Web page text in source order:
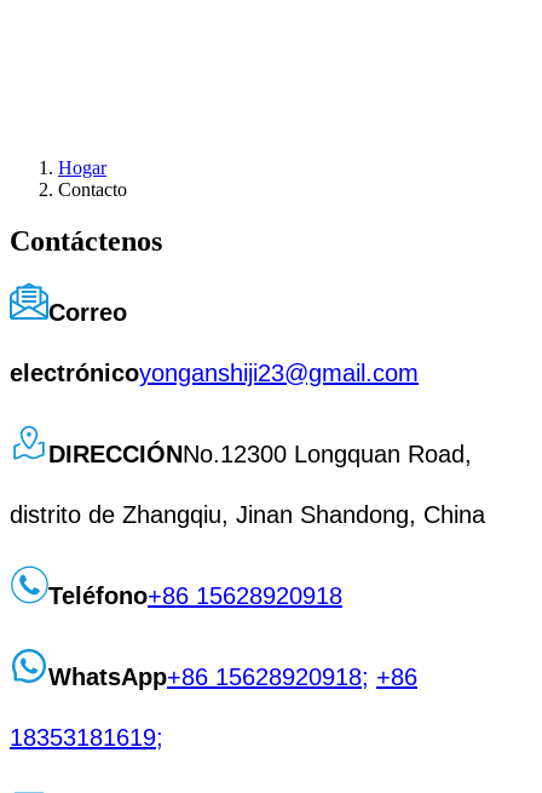
Hogar
Contacto
Contáctenos
Correo
electrónicoyonganshiji23@gmail.com
DIRECCIÓNNo.12300 Longquan Road,
distrito de Zhangqiu, Jinan Shandong, China
Teléfono+86 15628920918
WhatsApp+86 15628920918; +86
18353181619;